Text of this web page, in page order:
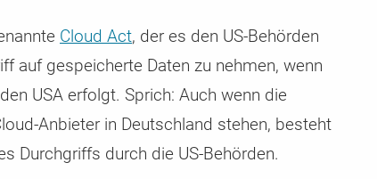
Cloud Act, der es den US-Behörden
auf gespeicherte Daten zu nehmen, wenn
USA erfolgt. Sprich: Auch wenn die
Anbieter in Deutschland stehen, besteht
Durchgriffs durch die US-Behörden.